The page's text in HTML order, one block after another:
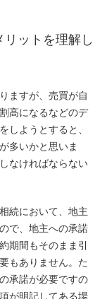
ットを理解し
ますが、売買が自
高になるなどのデ
しようとすると、
多いかと思いま
なければならない
続において、地主
で、地主への承諾
期間もそのまま引
もありません。た
承諾が必要ですの
が明記してある場